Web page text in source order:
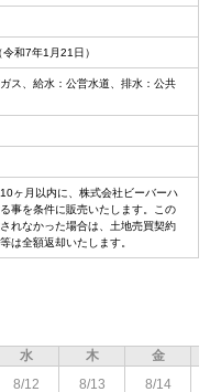
和7年1月21日）
ス、給水：公営水道、排水：公共
ヶ月以内に、株式会社ビーバーハ
事を条件に販売いたします。この
れなかった場合は、土地売買契約
は全額返却いたします。
水
8/12
木
8/13
金
8/14